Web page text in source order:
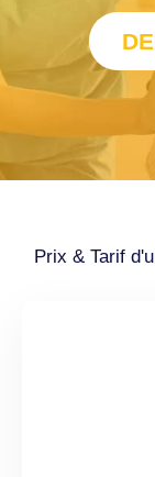
Prix & Tarif